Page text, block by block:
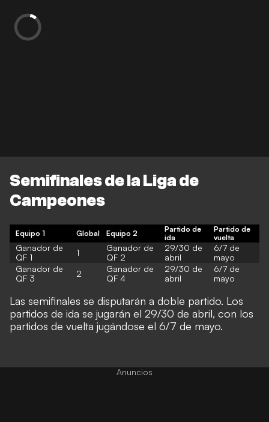
Semifinales de la Liga de
Campeones
Equipo 1 Global Equipo 2
Partido de
ida
Partido de
vuelta
Ganador de
QF 1
1
Ganador de
QF 2
29/30 de
abril
6/7 de
mayo
Ganador de
QF 3
2
Ganador de
QF 4
29/30 de
abril
6/7 de
mayo
Las semifinales se disputarán a doble partido. Los
partidos de ida se jugarán el 29/30 de abril, con los
partidos de vuelta jugándose el 6/7 de mayo.